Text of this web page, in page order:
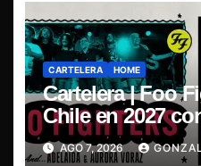
CARTELERA HOME
Cartelera | Foo
Chile en 2027
Cover Tour 2027”
AGO 7, 2026